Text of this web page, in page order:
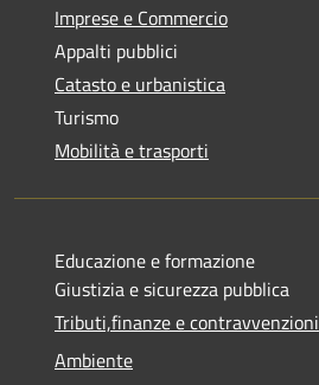
Imprese e Commercio
Appalti pubblici
Catasto e urbanistica
Turismo
Mobilità e trasporti
Educazione e formazione
Giustizia e sicurezza pubblica
Tributi,finanze e contravvenzioni
Ambiente